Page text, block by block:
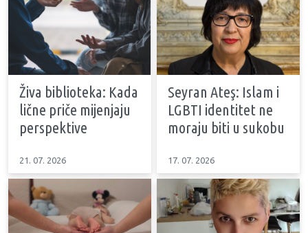
Živa biblioteka: Kada
lične priče mijenjaju
perspektive
21. 07. 2026
Seyran Ateş: Islam i
LGBTI identitet ne
moraju biti u sukobu
17. 07. 2026